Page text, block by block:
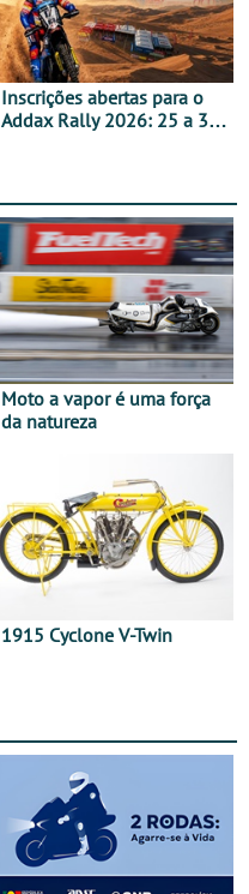
Inscrições abertas para o
Addax Rally 2026: 25 a 30
Moto a vapor é uma força
da natureza
1915 Cyclone V-Twin